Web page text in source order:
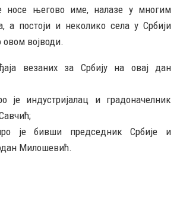
носе његово име, налазе у многим
а постоји и неколико села у Србији
овом војводи.
везаних за Србију на овај дан
је индустријалац и градоначелник
је бивши председник Србије и
Милошевић.